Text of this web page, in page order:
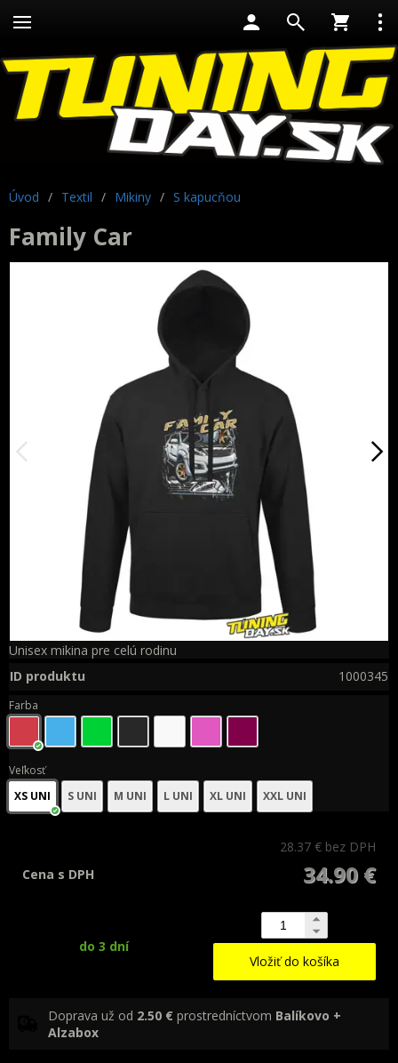
Úvod / Textil / Mikiny / S kapucňou
Family Car
Unisex mikina pre celú rodinu
ID produktu
1000345
Farba
Veľkosť
XS UNI
S UNI M UNI L UNI XL UNI XXL UNI
28.37 € bez DPH
34.90 €
Cena s DPH
do 3 dní
Vložiť do košíka
Doprava už od 2.50 € prostredníctvom Balíkovo +
Alzabox